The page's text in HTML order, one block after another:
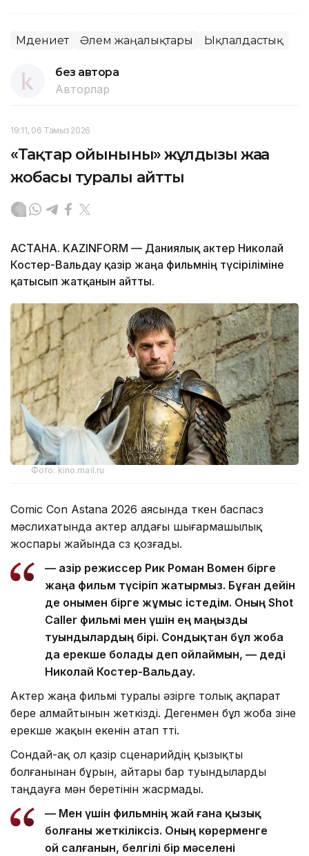
Мәдениет Әлем жаңалықтары Ықпалдастық
без автора
Авторлар
19:11, 06 Тамыз 2026
«Тақтар ойынының» жұлдызы жаңа
жобасы туралы айтты
АСТАНА. KAZINFORM — Даниялық актер Николай
Костер-Вальдау қазір жаңа фильмнің түсіріліміне
қатысып жатқанын айтты.
Фото: kino.mail.ru
Comic Con Astana 2026 аясында өткен баспасөз
мәслихатында актер алдағы шығармашылық
жоспары жайында сөз қозғады.
— Қазір режиссер Рик Роман Вомен бірге
жаңа фильм түсіріп жатырмыз. Бұған дейін
де онымен бірге жұмыс істедім. Оның Shot
Caller фильмі мен үшін ең маңызды
туындылардың бірі. Сондықтан бұл жоба
да ерекше болады деп ойлаймын, — деді
Николай Костер-Вальдау.
Актер жаңа фильмі туралы әзірге толық ақпарат
бере алмайтынын жеткізді. Дегенмен бұл жоба өзіне
ерекше жақын екенін атап өтті.
Сондай-ақ ол қазір сценарийдің қызықты
болғанынан бұрын, айтары бар туындыларды
таңдауға мән беретінін жасрмады.
— Мен үшін фильмнің жай ғана қызық
болғаны жеткіліксіз. Оның көрерменге
ой салғанын, белгілі бір мәселені